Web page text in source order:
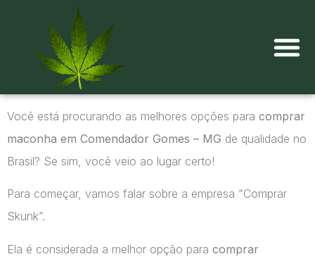
Você está procurando as melhores opções para comprar
maconha em Comendador Gomes – MG de qualidade no
Brasil? Se sim, você veio ao lugar certo!
Para começar, vamos falar sobre a empresa “Comprar
Skunk”.
Ela é considerada a melhor opção para comprar